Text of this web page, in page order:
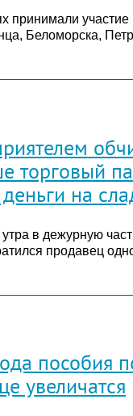
принимали
Беломорска,
торговый
на
в дежурную
продавец
пособия
увеличатся